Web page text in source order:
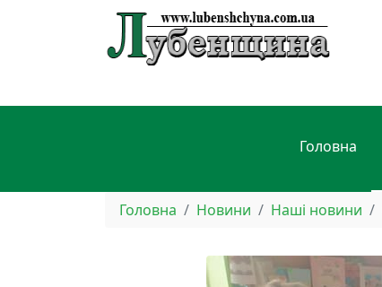
Головна
Головна Новини Наші новини